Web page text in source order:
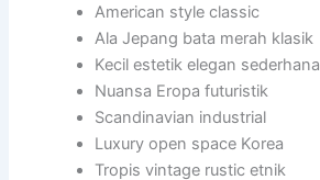
American style classic
Ala Jepang bata merah klasik
Kecil estetik elegan sederhana
Nuansa Eropa futuristik
Scandinavian industrial
Luxury open space Korea
Tropis vintage rustic etnik